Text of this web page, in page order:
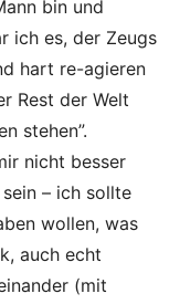
bin und
ich es, der Zeugs
hart re-agieren
Rest der Welt
stehen”.
nicht besser
– ich sollte
wollen, was
auch echt
(mit